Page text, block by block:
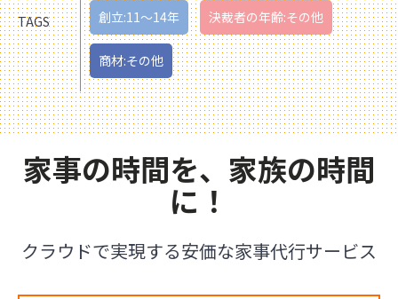
TAGS 創立:11〜14年 決裁者の年齢:その他
商材:その他
家事の時間を、家族の時間
に！
クラウドで実現する安価な家事代行サービス